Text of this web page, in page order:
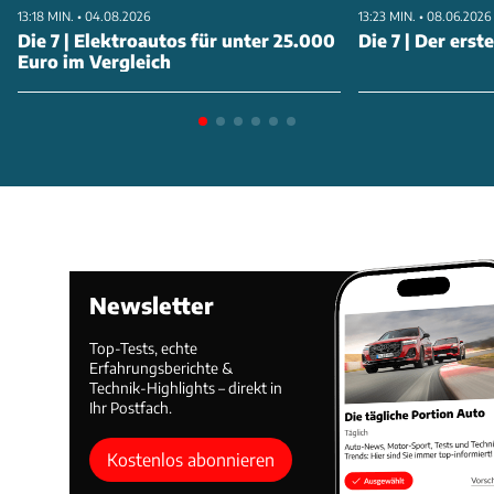
Akku mit etwas weniger als 70 kWh Kapazität.
Außerdem sollen schnelles Aufladen und
cloudbasierte Over-the-Air-Software-Updates das
neue Auto auszeichnen.
13:18 MIN. • 04.08.2026
Die 7 | Elektroautos für unter 25.000
Euro im Vergleich
13:23 MIN. • 08.06.2026
Die 7 | Der
Newsletter
Top-Tests, echte
Erfahrungsberichte &
Technik-Highlights – direkt in
Ihr Postfach.
Kostenlos abonnieren